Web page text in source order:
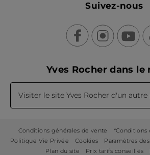
Suivez-nous
Yves Rocher dans le
Visiter le site Yves Rocher d'un autre
Conditions générales de vente
*Conditions
Politique Vie Privée
Cookies Paramètres
Plan du site
Prix tarifs conseillés